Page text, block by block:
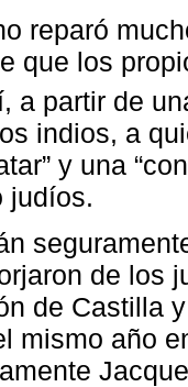
reparó
que los
a partir de
indios, a
y una
judíos.
de los
de Castilla
mismo año